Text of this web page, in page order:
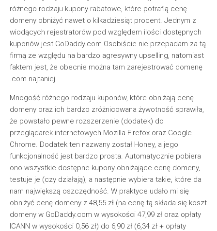
różnego rodzaju kupony rabatowe, które potrafią cenę
domeny obniżyć nawet o kilkadziesiąt procent. Jednym z
wiodących rejestratorów pod względem ilości dostępnych
kuponów jest GoDaddy.com Osobiście nie przepadam za tą
firmą ze względu na bardzo agresywny upselling, natomiast
faktem jest, że obecnie można tam zarejestrować domenę
.com najtaniej.
Mnogość różnego rodzaju kuponów, które obniżają cenę
domeny oraz ich bardzo zróżnicowana żywotność sprawiła,
że powstało pewne rozszerzenie (dodatek) do
przeglądarek internetowych Mozilla Firefox oraz Google
Chrome. Dodatek ten nazwany został Honey, a jego
funkcjonalność jest bardzo prosta. Automatycznie pobiera
ono wszystkie dostępne kupony obniżające cenę domeny,
testuje je (czy działają), a następnie wybiera takie, które da
nam największą oszczędność. W praktyce udało mi się
obniżyć cenę domeny z 48,55 zł (na cenę tą składa się koszt
domeny w GoDaddy.com w wysokości 47,99 zł oraz opłaty
ICANN w wysokości 0,56 zł) do 6,90 zł (6,34 zł + opłaty